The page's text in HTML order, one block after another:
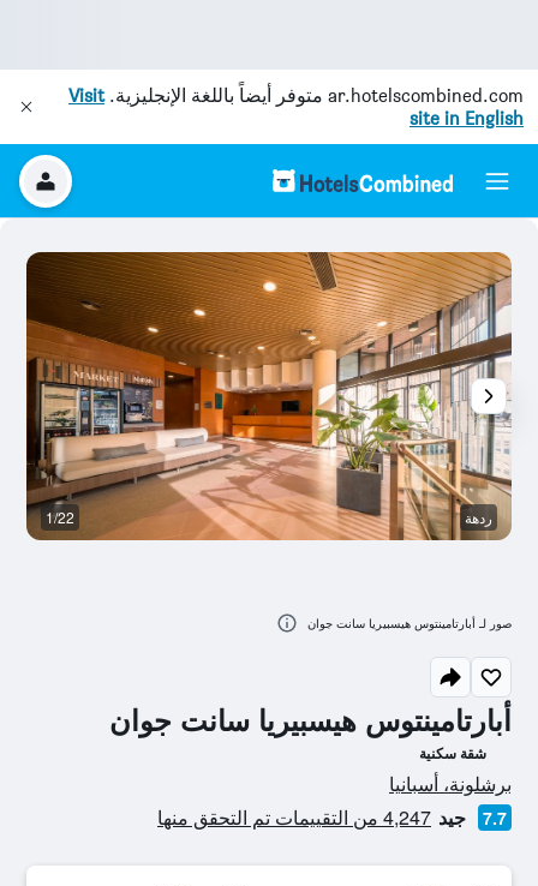
ar.hotelscombined.com متوفر أيضاً باللغة الإنجليزية.Visit
site in English
أبارتامينتوس هيسبيريا سانت جوان
شقة سكنية
تقييم فئة 0
برشلونة، أسبانيا
7.7 جيد 4,247 من التقييمات تم التحقق منها
ردهة 1/22
صور لـ أبارتامينتوس هيسبيريا سانت جوان